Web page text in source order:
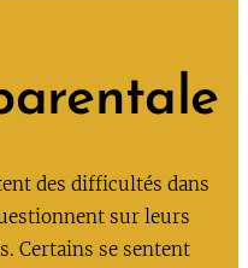
des difficultés dans
sur leurs
Certains se sentent